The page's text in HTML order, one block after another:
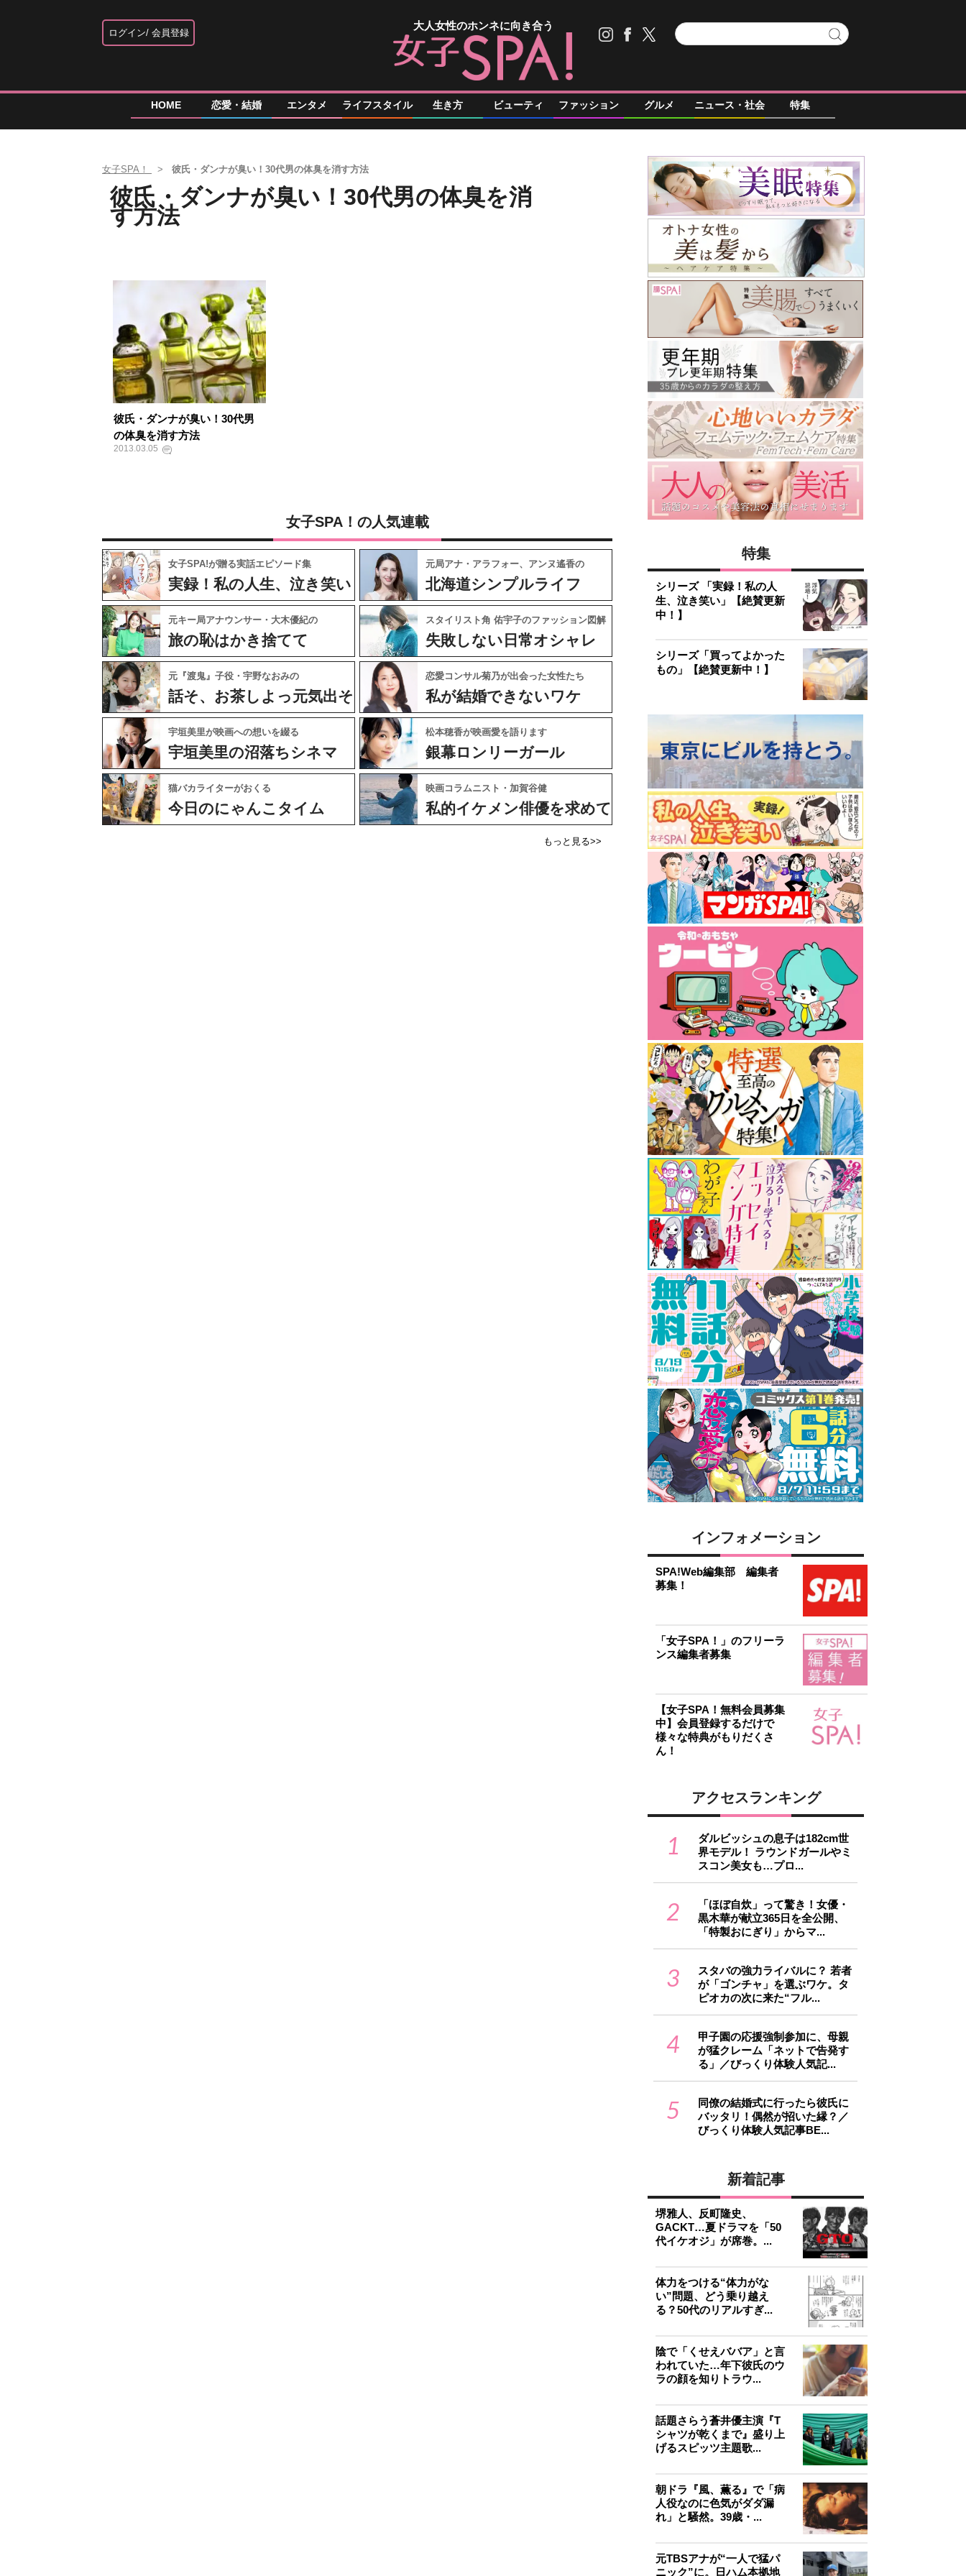
ログイン 会員登録
大人女性のホンネに向き合う
HOME 恋愛・結婚 エンタメ ライフスタイル 生き方 ビューティ ファッション グルメ ニュース・社会 特集
女子SPA！ 彼氏・ダンナが臭い！30代男の体臭を消す方法
彼氏・ダンナが臭い！30代男の体臭を消
す方法
彼氏・ダンナが臭い！30代男
の体臭を消す方法
2013.03.05
女子SPA！の人気連載
女子SPA!が贈る実話エピソード集
実録！私の人生、泣き笑い
元局アナ・アラフォー、アンヌ遙香の
北海道シンプルライフ
元キー局アナウンサー・大木優紀の
旅の恥はかき捨てて
スタイリスト角 佑宇子のファッション図解
失敗しない日常オシャレ
元『渡鬼』子役・宇野なおみの
話そ、お茶しよっ元気出そ
恋愛コンサル菊乃が出会った女性たち
私が結婚できないワケ
宇垣美里が映画への想いを綴る
宇垣美里の沼落ちシネマ
松本穂香が映画愛を語ります
銀幕ロンリーガール
猫バカライターがおくる
今日のにゃんこタイム
映画コラムニスト・加賀谷健
私的イケメン俳優を求めて
もっと見る>>
特集
シリーズ 「実録！私の人
生、泣き笑い」【絶賛更新
中！】
シリーズ「買ってよかった
もの」【絶賛更新中！】
インフォメーション
SPA!Web編集部 編集者
募集！
「女子SPA！」のフリーラ
ンス編集者募集
【女子SPA！無料会員募集
中】会員登録するだけで
様々な特典がもりだくさ
ん！
アクセスランキング
1
ダルビッシュの息子は182cm世
界モデル！ ラウンドガールやミ
スコン美女も…プロ...
2
「ほぼ自炊」って驚き！女優・
黒木華が献立365日を全公開、
「特製おにぎり」からマ...
3
スタバの強力ライバルに？ 若者
が「ゴンチャ」を選ぶワケ。タ
ピオカの次に来た“フル...
4
甲子園の応援強制参加に、母親
が猛クレーム「ネットで告発す
る」／びっくり体験人気記...
5
同僚の結婚式に行ったら彼氏に
バッタリ！偶然が招いた縁？／
びっくり体験人気記事BE...
新着記事
堺雅人、反町隆史、
GACKT…夏ドラマを「50
代イケオジ」が席巻。...
体力をつける“体力がな
い”問題、どう乗り越え
る？50代のリアルすぎ...
陰で「くせえババア」と言
われていた…年下彼氏のウ
ラの顔を知りトラウ...
話題さらう蒼井優主演『T
シャツが乾くまで』盛り上
げるスピッツ主題歌...
朝ドラ『風、薫る』で「病
人役なのに色気がダダ漏
れ」と騒然。39歳・...
元TBSアナが“一人で猛パ
ニック”に。日ハム本拠地